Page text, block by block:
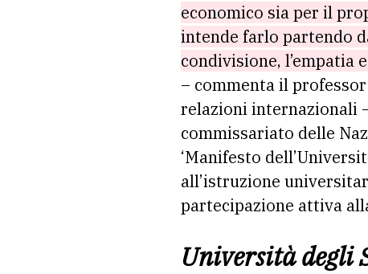
economico sia per il
intende farlo partendo
condivisione,
– commenta il professor
relazioni internazionali
commissariato delle
‘Manifesto
all’istruzione
partecipazione attiva
Università degli